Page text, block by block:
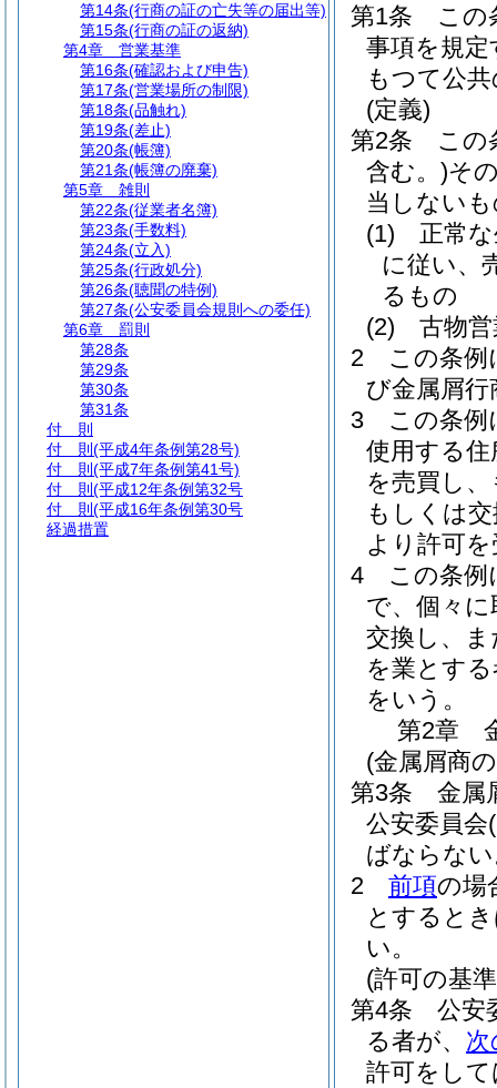
第1条
この
事項を規
もつて公
(定義)
第2条
この
含む。)そ
当しない
(1)
正常
に従い、
るもの
(2)
古物
2
この条例
び金属屑
3
この条例
使用する
を売買し
もしくは
より許可
4
この条例
で、個々
交換し、
を業とす
をいう。
第2章
(金属屑商
第3条
金属
公安委員会
ばならな
2
前項の場
とすると
い。
(許可の基
第4条
公安
る者が、 次
許可をし
第14条(行商の証の亡失等の届出等)
第15条(行商の証の返納)
第4章
営業基準
第16条(確認および申告)
第17条(営業場所の制限)
第18条(品触れ)
第19条(差止)
第20条(帳簿)
第21条(帳簿の廃棄)
第5章
雑則
第22条(従業者名簿)
第23条(手数料)
第24条(立入)
第25条(行政処分)
第26条(聴聞の特例)
第27条(公安委員会規則への委任)
第6章
罰則
第28条
第29条
第30条
第31条
付 則
付 則 (平成4年条例第28号)
付 則 (平成7年条例第41号)
付 則 (平成12年条例第32号
付 則 (平成16年条例第30号
経過措置